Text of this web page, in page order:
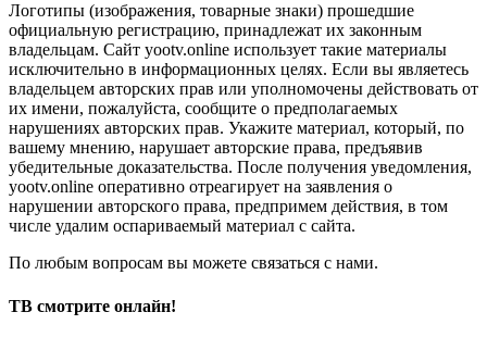
Логотипы (изображения, товарные знаки) прошедшие
официальную регистрацию, принадлежат их законным
владельцам. Сайт yootv.online использует такие материалы
исключительно в информационных целях. Если вы являетесь
владельцем авторских прав или уполномочены действовать от
их имени, пожалуйста, сообщите о предполагаемых
нарушениях авторских прав. Укажите материал, который, по
вашему мнению, нарушает авторские права, предъявив
убедительные доказательства. После получения уведомления,
yootv.online оперативно отреагирует на заявления о
нарушении авторского права, предпримем действия, в том
числе удалим оспариваемый материал с сайта.
По любым вопросам вы можете связаться с нами.
ТВ смотрите онлайн!